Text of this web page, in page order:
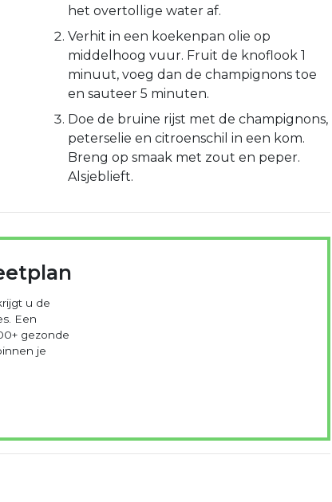
het overtollige water af.
Verhit in een koekenpan olie op
middelhoog vuur. Fruit de knoflook 1
minuut, voeg dan de champignons toe
en sauteer 5 minuten.
Doe de bruine rijst met de champignons,
peterselie en citroenschil in een kom.
Breng op smaak met zout en peper.
Alsjeblieft.
u de
Een
gezonde
je